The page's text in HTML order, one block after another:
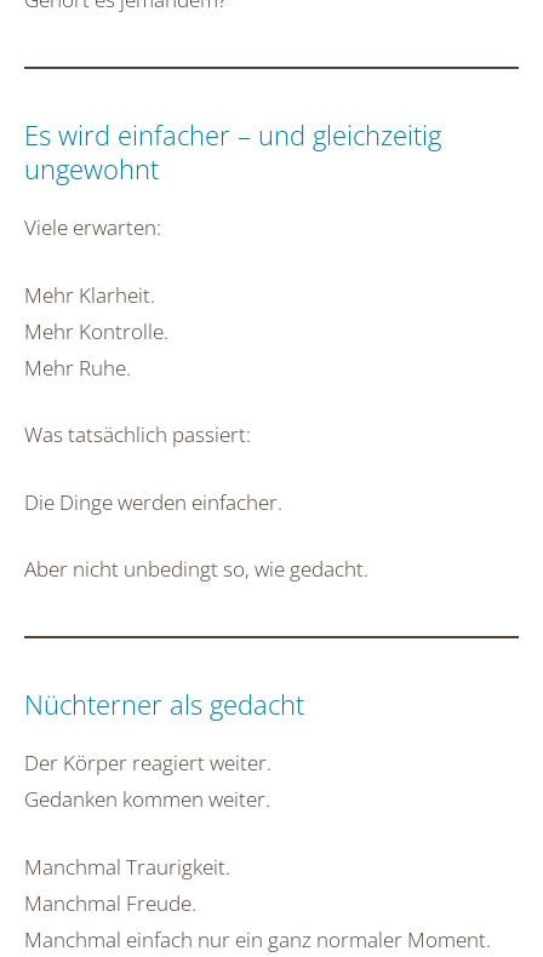
Es wird einfacher – und gleichzeitig
ungewohnt
Viele erwarten:
Mehr Klarheit.
Mehr Kontrolle.
Mehr Ruhe.
Was tatsächlich passiert:
Die Dinge werden einfacher.
Aber nicht unbedingt so, wie gedacht.
Nüchterner als gedacht
Der Körper reagiert weiter.
Gedanken kommen weiter.
Manchmal Traurigkeit.
Manchmal Freude.
Manchmal einfach nur ein ganz normaler Moment.